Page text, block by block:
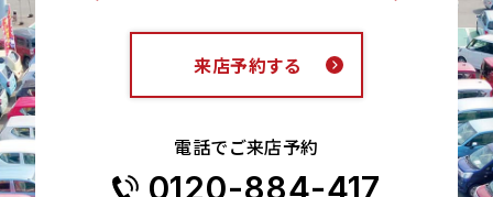
来店予約する
電話でご来店予約
0120-884-417